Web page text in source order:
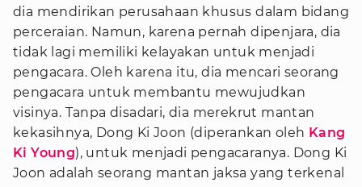
dia mendirikan perusahaan khusus dalam bidang
perceraian. Namun, karena pernah dipenjara, dia
tidak lagi memiliki kelayakan untuk menjadi
pengacara. Oleh karena itu, dia mencari seorang
pengacara untuk membantu mewujudkan
visinya. Tanpa disadari, dia merekrut mantan
kekasihnya, Dong Ki Joon (diperankan oleh Kang
Ki Young), untuk menjadi pengacaranya. Dong Ki
Joon adalah seorang mantan jaksa yang terkenal